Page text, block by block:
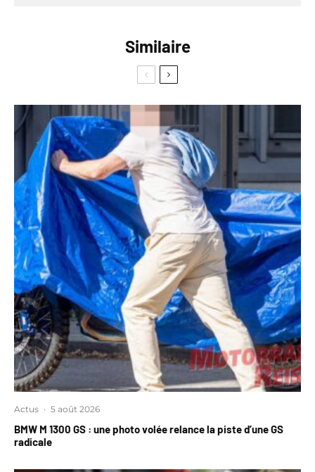
Similaire
Actus · 5 août 2026
BMW M 1300 GS : une photo volée relance la piste d’une GS
radicale